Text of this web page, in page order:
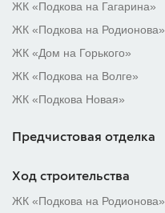
ЖК «Подкова на Гагарина»
ЖК «Подкова на Родионова»
ЖК «Дом на Горького»
ЖК «Подкова на Волге»
ЖК «Подкова Новая»
Предчистовая отделка
Ход строительства
ЖК «Подкова на Родионова»